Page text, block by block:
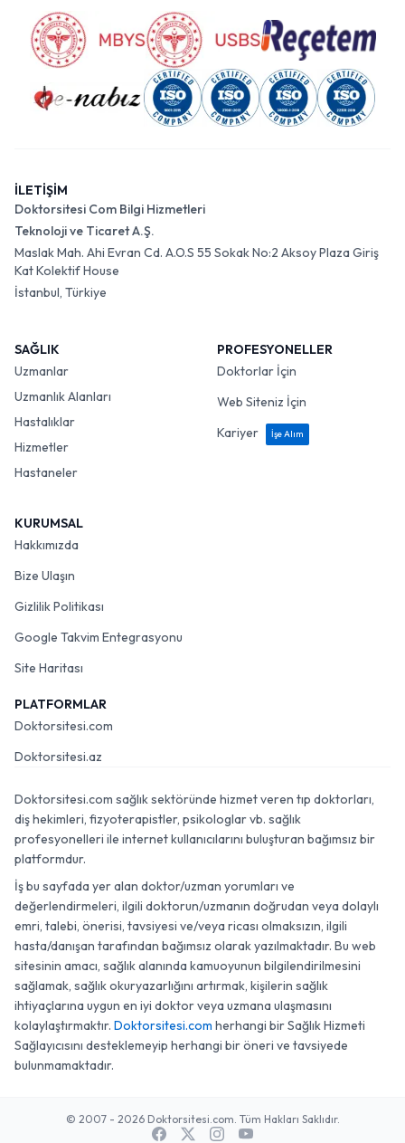
İLETİŞİM
Doktorsitesi Com Bilgi Hizmetleri
Teknoloji ve Ticaret A.Ş.
Maslak Mah. Ahi Evran Cd. A.O.S 55 Sokak No:2 Aksoy Plaza Giriş
Kat Kolektif House
İstanbul, Türkiye
SAĞLIK
Uzmanlar
Uzmanlık Alanları
Hastalıklar
Hizmetler
Hastaneler
PROFESYONELLER
Doktorlar İçin
Web Siteniz İçin
Kariyer
İşe Alım
KURUMSAL
Hakkımızda
Bize Ulaşın
Gizlilik Politikası
Google Takvim Entegrasyonu
Site Haritası
PLATFORMLAR
Doktorsitesi.com
Doktorsitesi.az
Doktorsitesi.com sağlık sektöründe hizmet veren tıp doktorları,
diş hekimleri, fizyoterapistler, psikologlar vb. sağlık
profesyonelleri ile internet kullanıcılarını buluşturan bağımsız bir
platformdur.
İş bu sayfada yer alan doktor/uzman yorumları ve
değerlendirmeleri, ilgili doktorun/uzmanın doğrudan veya dolaylı
emri, talebi, önerisi, tavsiyesi ve/veya ricası olmaksızın, ilgili
hasta/danışan tarafından bağımsız olarak yazılmaktadır. Bu web
sitesinin amacı, sağlık alanında kamuoyunun bilgilendirilmesini
sağlamak, sağlık okuryazarlığını artırmak, kişilerin sağlık
ihtiyaçlarına uygun en iyi doktor veya uzmana ulaşmasını
kolaylaştırmaktır. Doktorsitesi.com herhangi bir Sağlık Hizmeti
Sağlayıcısını desteklemeyip herhangi bir öneri ve tavsiyede
bulunmamaktadır.
© 2007 - 2026 Doktorsitesi.com. Tüm Hakları Saklıdır.